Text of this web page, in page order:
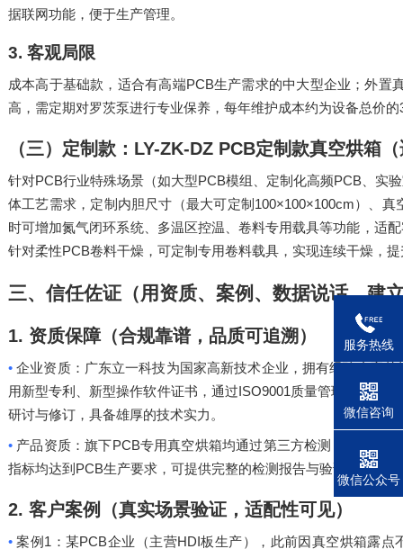
据联网功能，便于生产管理。
3. 客观局限
成本高于基础款，适合有高端PCB生产需求的中大型企业；外置
高，需定期对罗茨泵进行专业保养，每年维护成本约为设备总价的
（三）定制款： LY-ZK-DZ PCB定制款真空烘箱
针对PCB行业特殊场景（如大型PCB模组、定制化高频PCB 、实
体工艺需求，定制内胆尺寸（最大可定制 100×100×100cm）、真
时可增加氮气闭环系统、多温区控温、卷料专用载具等功能，适
针对柔性PCB卷料干燥，可定制专用卷料载具，实现连续干燥，
三、信任佐证（用资质、案例、数据说话，建
1. 资质保障（合规靠谱，品质可追溯）
•企业资质：广东立一科技为国家高新技术企业，拥有经验丰富
用新型专利、新型操作软件证书，通过ISO9001质量管理体系、
研讨与修订，具备雄厚的技术实力。
• 产品资质：旗下PCB专用真空烘箱均通过第三方检测，符合
指标均达到 PCB生产要求，可提供完整的检测报告与验证文件，
2. 客户案例（真实场景验证，适配性可见）
•案例 1 ：某PCB企业（主营HDI板生产），此前因真空烘箱露点
服务热线
微信咨询
微信公众号